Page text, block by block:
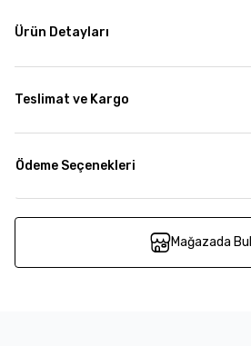
Ürün Detayları
Teslimat ve Kargo
Ödeme Seçenekleri
Mağazada Bul